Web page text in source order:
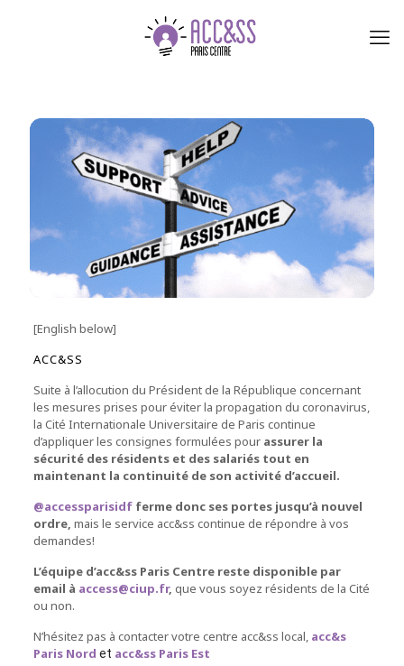
[English below]
ACC&SS
Suite à l’allocution du Président de la République concernant
les mesures prises pour éviter la propagation du coronavirus,
la Cité Internationale Universitaire de Paris continue
d’appliquer les consignes formulées pour assurer la
sécurité des résidents et des salariés tout en
maintenant la continuité de son activité d’accueil.
@accessparisidf ferme donc ses portes jusqu’à nouvel
ordre, mais le service acc&ss continue de répondre à vos
demandes!
L’équipe d’acc&ss Paris Centre reste disponible par
email à access@ciup.fr, que vous soyez résidents de la Cité
ou non.
N’hésitez pas à contacter votre centre acc&ss local, acc&s
Paris Nord et acc&ss Paris Est